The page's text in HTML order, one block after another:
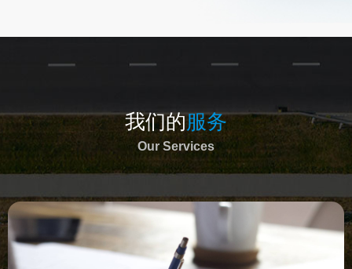
我们的服务
Our Services